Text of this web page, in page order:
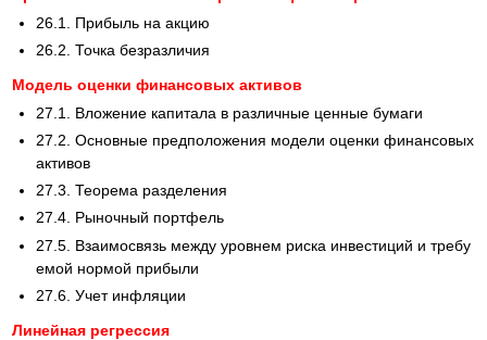
26.1. Прибыль на акцию
26.2. Точка безразличия
Модель оценки финансовых активов
27.1. Вложение капитала в различные ценные бумаги
27.2. Основные предположения модели оценки финансовых
активов
27.3. Теорема разделения
27.4. Рыночный портфель
27.5. Взаимосвязь между уровнем риска инвестиций и требу
емой нормой прибыли
27.6. Учет инфляции
Линейная регрессия